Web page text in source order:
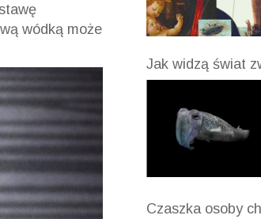
wódką może
Jak widzą świat
Czaszka osoby